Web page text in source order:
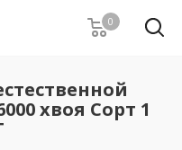
0
хвоя Сорт 1